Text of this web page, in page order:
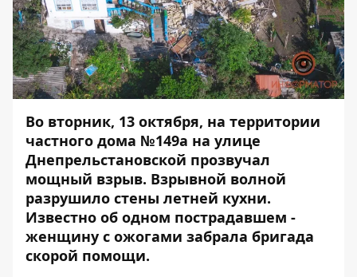
Во вторник, 13 октября, на территории
частного дома №149а на улице
Днепрельстановской прозвучал
мощный взрыв. Взрывной волной
разрушило стены летней кухни.
Известно об одном пострадавшем -
женщину с ожогами забрала бригада
скорой помощи.